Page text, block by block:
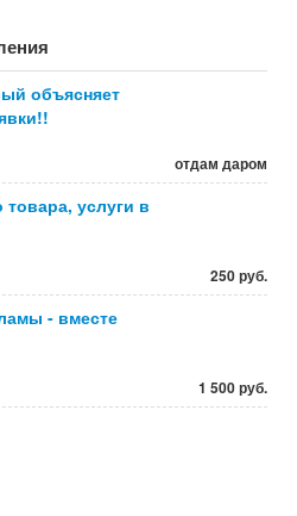
объясняет
отдам даром
услуги в
250 руб.
- вместе
1 500 руб.